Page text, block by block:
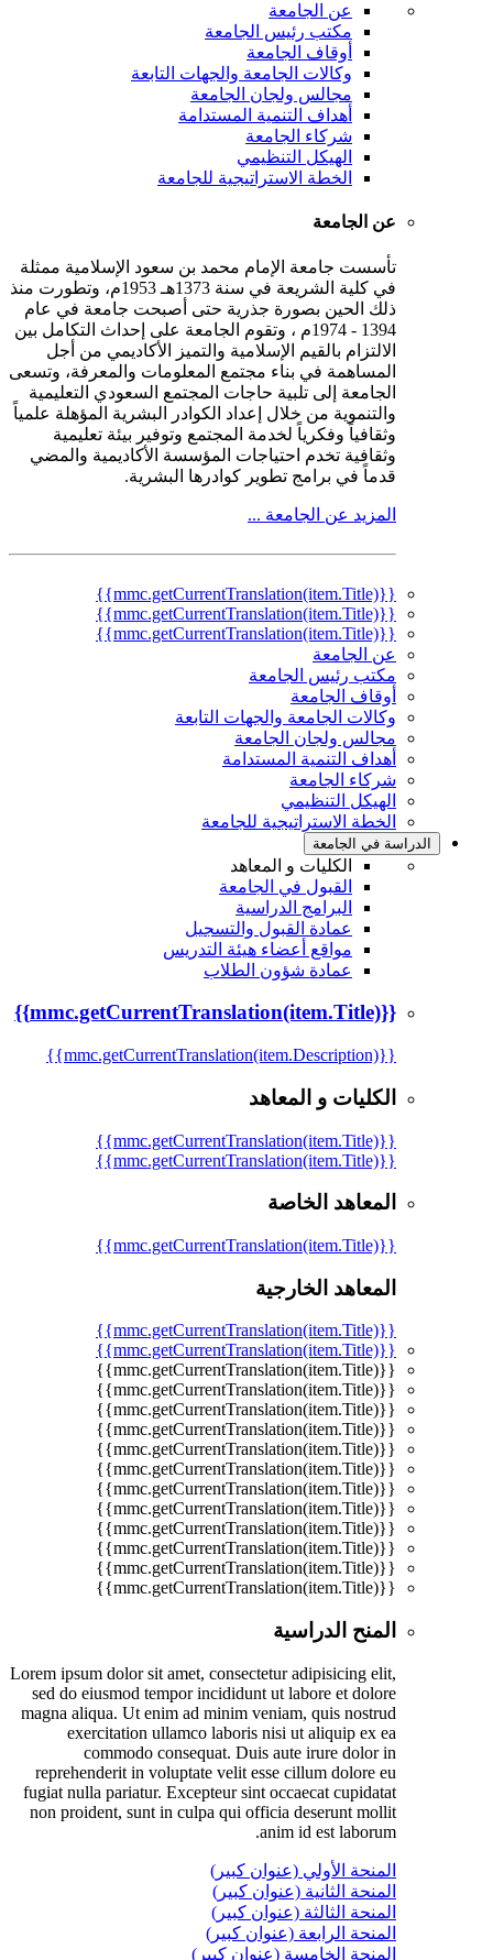
عن الجامعة
مكتب رئيس الجامعة
أوقاف الجامعة
وكالات الجامعة والجهات التابعة
مجالس ولجان الجامعة
أهداف التنمية المستدامة
شركاء الجامعة
الهيكل التنظيمي
الخطة الاستراتيجية للجامعة
عن الجامعة
تأسست جامعة الإمام محمد بن سعود الإسلامية ممثلة
في كلية الشريعة في سنة 1373هـ 1953م، وتطورت منذ
ذلك الحين بصورة جذرية حتى أصبحت جامعة في عام
1394 - 1974م ، وتقوم الجامعة على إحداث التكامل بين
الالتزام بالقيم الإسلامية والتميز الأكاديمي من أجل
المساهمة في بناء مجتمع المعلومات والمعرفة، وتسعى
الجامعة إلى تلبية حاجات المجتمع السعودي التعليمية
والتنموية من خلال إعداد الكوادر البشرية المؤهلة علمياً
وثقافياً وفكرياً لخدمة المجتمع وتوفير بيئة تعليمية
وثقافية تخدم احتياجات المؤسسة الأكاديمية والمضي
قدماً في برامج تطوير كوادرها البشرية.
المزيد عن الجامعة ...
{{mmc.getCurrentTranslation(item.Title)}}
{{mmc.getCurrentTranslation(item.Title)}}
{{mmc.getCurrentTranslation(item.Title)}}
عن الجامعة
مكتب رئيس الجامعة
أوقاف الجامعة
وكالات الجامعة والجهات التابعة
مجالس ولجان الجامعة
أهداف التنمية المستدامة
شركاء الجامعة
الهيكل التنظيمي
الخطة الاستراتيجية للجامعة
الدراسة في الجامعة
الكليات و المعاهد
القبول في الجامعة
البرامج الدراسية
عمادة القبول والتسجيل
مواقع أعضاء هيئة التدريس
عمادة شؤون الطلاب
{{mmc.getCurrentTranslation(item.Title)}}
{{mmc.getCurrentTranslation(item.Description)}}
الكليات و المعاهد
{{mmc.getCurrentTranslation(item.Title)}}
{{mmc.getCurrentTranslation(item.Title)}}
المعاهد الخاصة
{{mmc.getCurrentTranslation(item.Title)}}
المعاهد الخارجية
{{mmc.getCurrentTranslation(item.Title)}}
{{mmc.getCurrentTranslation(item.Title)}}
{{mmc.getCurrentTranslation(item.Title)}}
{{mmc.getCurrentTranslation(item.Title)}}
{{mmc.getCurrentTranslation(item.Title)}}
{{mmc.getCurrentTranslation(item.Title)}}
{{mmc.getCurrentTranslation(item.Title)}}
{{mmc.getCurrentTranslation(item.Title)}}
{{mmc.getCurrentTranslation(item.Title)}}
{{mmc.getCurrentTranslation(item.Title)}}
{{mmc.getCurrentTranslation(item.Title)}}
{{mmc.getCurrentTranslation(item.Title)}}
{{mmc.getCurrentTranslation(item.Title)}}
{{mmc.getCurrentTranslation(item.Title)}}
المنح الدراسية
Lorem ipsum dolor sit amet, consectetur adipisicing elit,
sed do eiusmod tempor incididunt ut labore et dolore
magna aliqua. Ut enim ad minim veniam, quis nostrud
exercitation ullamco laboris nisi ut aliquip ex ea
commodo consequat. Duis aute irure dolor in
reprehenderit in voluptate velit esse cillum dolore eu
fugiat nulla pariatur. Excepteur sint occaecat cupidatat
non proident, sunt in culpa qui officia deserunt mollit
anim id est laborum.
المنحة الأولي (عنوان كبير)
المنحة الثانية (عنوان كبير)
المنحة الثالثة (عنوان كبير)
المنحة الرابعة (عنوان كبير)
المنحة الخامسة (عنوان كبير)